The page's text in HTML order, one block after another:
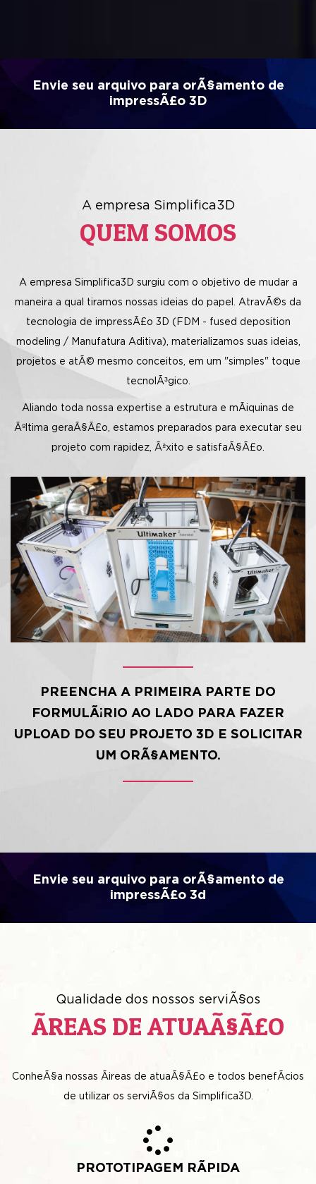
Envie seu arquivo para orÃ§amento de
impressÃ£o 3D
A empresa Simplifica3D
QUEM SOMOS
A empresa Simplifica3D surgiu com o objetivo de mudar a
maneira a qual tiramos nossas ideias do papel. AtravÃ©s da
tecnologia de impressÃ£o 3D (FDM - fused deposition
modeling / Manufatura Aditiva), materializamos suas ideias,
projetos e atÃ© mesmo conceitos, em um "simples" toque
tecnolÃ³gico.
Aliando toda nossa expertise a estrutura e mÃ¡quinas de
Ãºltima geraÃ§Ã£o, estamos preparados para executar seu
projeto com rapidez, Ãªxito e satisfaÃ§Ã£o.
PREENCHA A PRIMEIRA PARTE DO
FORMULÃ¡RIO AO LADO PARA FAZER
UPLOAD DO SEU PROJETO 3D E SOLICITAR
UM ORÃ§AMENTO.
Envie seu arquivo para orÃ§amento de
impressÃ£o 3d
Qualidade dos nossos serviÃ§os
ÃREAS DE ATUAÃ§Ã£O
ConheÃ§a nossas Ã¡reas de atuaÃ§Ã£o e todos benefÃ­cios
de utilizar os serviÃ§os da Simplifica3D.
PROTOTIPAGEM RÃPIDA
Surgiu alguma dÃºvida?
NÃ³S
LIGAREMOS
PARA VOCÃª!
Telefone
SOLICITAR TELEFONEMA